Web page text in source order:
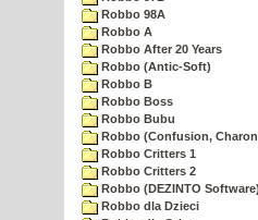
Robbo 98A
Robbo A
Robbo After 20 Years
Robbo (Antic-Soft)
Robbo B
Robbo Boss
Robbo Bubu
Robbo (Confusion,
Robbo Critters 1
Robbo Critters 2
Robbo (DEZINTO
Robbo dla Dzieci